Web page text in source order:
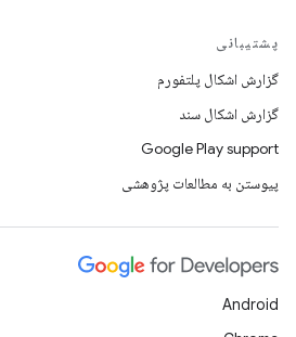
پشتیبانی
گزارش اشکال پلتفورم
گزارش اشکال سند
Google Play support
پیوستن به مطالعات پژوهشی
Android